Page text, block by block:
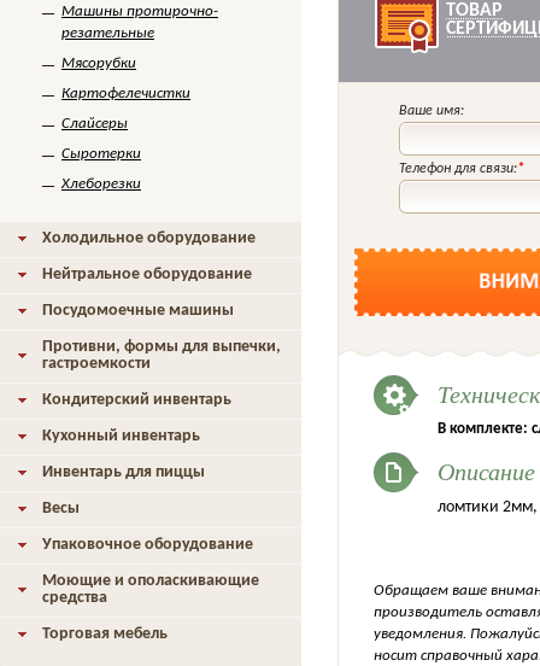
ТОВАР
Ваше имя:
Телефон для связи:*
В комплекте:
Описание
ломтики 2мм,
Обращаем ваше
производитель
уведомления.
носит справочный
Машины протирочно-
резательные
Мясорубки
Картофелечистки
Слайсеры
Сыротерки
Хлеборезки
Холодильное оборудование
Нейтральное оборудование
Посудомоечные машины
Противни, формы для выпечки,
гастроемкости
Кондитерский инвентарь
Кухонный инвентарь
Инвентарь для пиццы
Весы
Упаковочное оборудование
Моющие и ополаскивающие
средства
Торговая мебель